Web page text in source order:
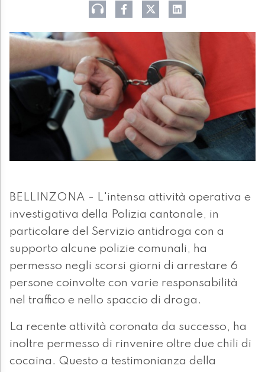
BELLINZONA - L'intensa attività operativa e
investigativa della Polizia cantonale, in
particolare del Servizio antidroga con a
supporto alcune polizie comunali, ha
permesso negli scorsi giorni di arrestare 6
persone coinvolte con varie responsabilità
nel traffico e nello spaccio di droga.
La recente attività coronata da successo, ha
inoltre permesso di rinvenire oltre due chili di
cocaina. Questo a testimonianza della